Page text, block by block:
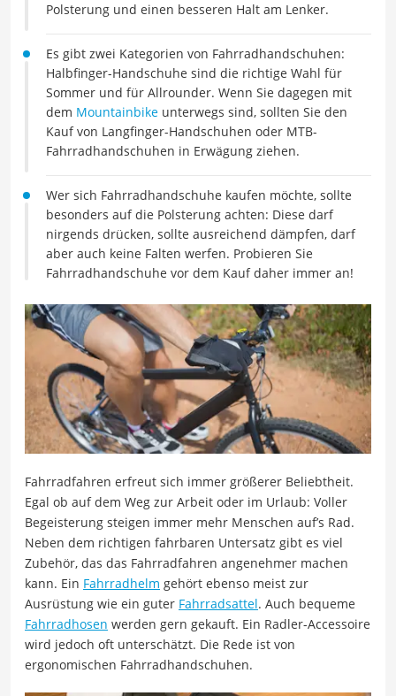
Polsterung und einen besseren Halt am Lenker.
Es gibt zwei Kategorien von Fahrradhandschuhen:
Halbfinger-Handschuhe sind die richtige Wahl für
Sommer und für Allrounder. Wenn Sie dagegen mit
dem Mountainbike unterwegs sind, sollten Sie den
Kauf von Langfinger-Handschuhen oder MTB-
Fahrradhandschuhen in Erwägung ziehen.
Wer sich Fahrradhandschuhe kaufen möchte, sollte
besonders auf die Polsterung achten: Diese darf
nirgends drücken, sollte ausreichend dämpfen, darf
aber auch keine Falten werfen. Probieren Sie
Fahrradhandschuhe vor dem Kauf daher immer an!
Fahrradfahren erfreut sich immer größerer Beliebtheit.
Egal ob auf dem Weg zur Arbeit oder im Urlaub: Voller
Begeisterung steigen immer mehr Menschen auf’s Rad.
Neben dem richtigen fahrbaren Untersatz gibt es viel
Zubehör, das das Fahrradfahren angenehmer machen
kann. Ein Fahrradhelm gehört ebenso meist zur
Ausrüstung wie ein guter Fahrradsattel. Auch bequeme
Fahrradhosen werden gern gekauft. Ein Radler-Accessoire
wird jedoch oft unterschätzt. Die Rede ist von
ergonomischen Fahrradhandschuhen.